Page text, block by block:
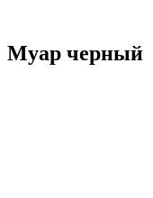
Муар черный